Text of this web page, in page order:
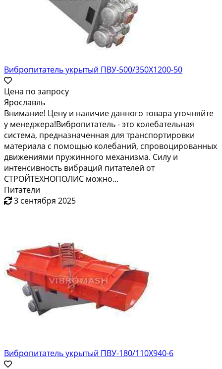
Вибропитатель укрытый ПВУ-500/350Х1200-50
Цена по запросу
Ярославль
Внимание! Цену и наличие данного товара уточняйте
у менеджера!Вибропитатель - это колебательная
система, предназначенная для транспортировки
материала с помощью колебаний, спровоцированных
движениями пружинного механизма. Силу и
интенсивность вибраций питателей от
СТРОЙТЕХНОПОЛИС можно...
Питатели
3 сентября 2025
Вибропитатель укрытый ПВУ-180/110Х940-6